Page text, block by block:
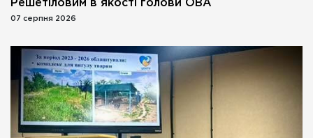
Решетіловим в якості голови ОВА
07 серпня 2026